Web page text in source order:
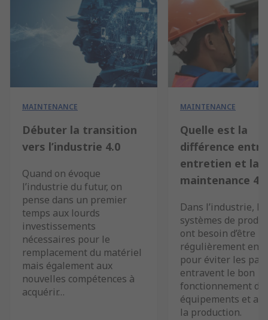
MAINTENANCE
Débuter la transition
vers l’industrie 4.0
Quand on évoque
l’industrie du futur, on
pense dans un premier
temps aux lourds
investissements
nécessaires pour le
remplacement du matériel
mais également aux
nouvelles compétences à
acquérir…
MAINTENANCE
Quelle est la
différence entre
entretien et la
maintenance
Dans l’industrie,
systèmes de
ont besoin d’être
régulièrement
pour éviter les
entravent le bon
fonctionnement
équipements et
la production.